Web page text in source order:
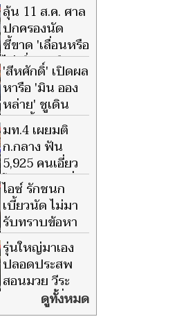
ลุ้น 11 ส.ค. ศาล
ปกครองนัด
ชี้ขาด 'เลื่อนหรือ
ไม่เลื่อน' เลือก
งคม
'สีหศักดิ์' เปิดผล
หารือ 'มิน ออง
หล่าย' ชูเดิน
หน้าฟื้นความ
นมา ผลักดัน
เซียน
มท.4 เผยมติ
ก.กลาง ฟัน
5,925 คนเอี่ยว
โกงสอบท้องถิ่น
ไอซ์ รักชนก
เบี้ยวนัด ไม่มา
รับทราบข้อหา
ตำรวจออก
รุ่นใหญ่มาเอง
ปลอดประสพ
สอนมวย วีระ
ปมดรามาที่พักอุ
ที่เขาไม่ให้
ดูทั้งหมด